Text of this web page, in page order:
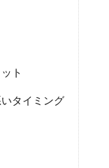
ト
タイミング